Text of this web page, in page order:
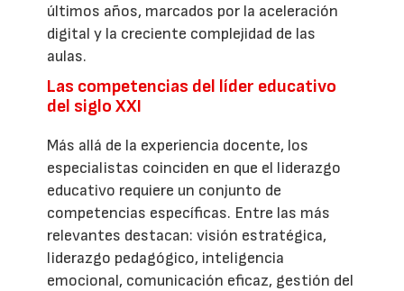
últimos años, marcados por la aceleración
digital y la creciente complejidad de las
aulas.
Las competencias del líder educativo
del siglo XXI
Más allá de la experiencia docente, los
especialistas coinciden en que el liderazgo
educativo requiere un conjunto de
competencias específicas. Entre las más
relevantes destacan: visión estratégica,
liderazgo pedagógico, inteligencia
emocional, comunicación eficaz, gestión del